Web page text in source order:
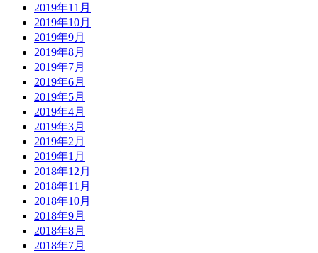
2019年11月
2019年10月
2019年9月
2019年8月
2019年7月
2019年6月
2019年5月
2019年4月
2019年3月
2019年2月
2019年1月
2018年12月
2018年11月
2018年10月
2018年9月
2018年8月
2018年7月